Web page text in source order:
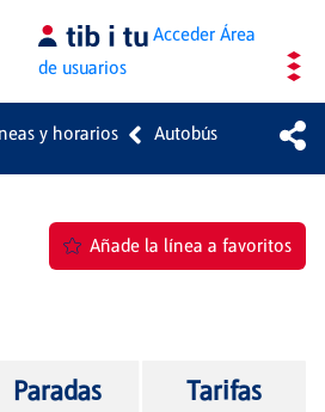
AccederÁrea
de usuarios
y horarios Autobús
Añade la línea a favoritos
Paradas Tarifas